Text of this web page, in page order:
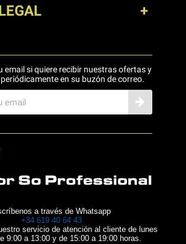
email si quiere recibir nuestras ofertas y
en su buzón de correo.
a través de Whatsapp
+34 619 40 64 43
servicio de atención al cliente de lunes
9:00 a 13:00 y de 15:00 a 19:00 horas.